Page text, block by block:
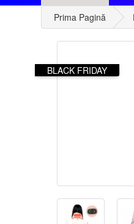
Prima Pagină
BLACK FRIDAY